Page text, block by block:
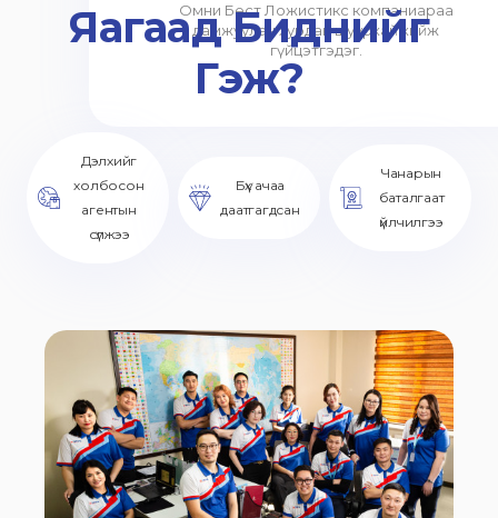
Омни Бест Ложистикс компаниараа
дамжуулан хурдан шуурхай хийж
гүйцэтгэдэг.
Яагаад Биднийг
Гэж?
Дэлхийг
холбосон
агентын
сүлжээ
Бүх ачаа
даатгагдсан
Чанарын
баталгаат
үйлчилгээ